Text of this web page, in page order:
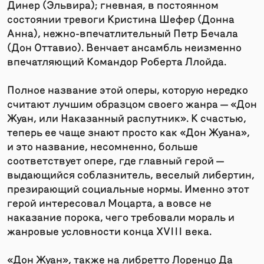
Динер (Эльвира); гневная, в постоянном
состоянии тревоги Кристина Шефер (Донна
Анна), нежно-впечатлительный Петр Бечала
(Дон Оттавио). Венчает ансамбль неизменно
впечатляющий Командор Роберта Ллойда.
Полное название этой оперы, которую нередко
считают лучшим образцом своего жанра — «Дон
Жуан, или Наказанный распутник». К счастью,
теперь ее чаще знают просто как «Дон Жуана»,
и это название, несомненно, больше
соответствует опере, где главный герой —
выдающийся соблазнитель, веселый либертин,
презирающий социальные нормы. Именно этот
герой интересовал Моцарта, а вовсе не
наказание порока, чего требовали мораль и
жанровые условности конца XVIII века.
«Дон Жуан», также на либретто Лоренцо Да